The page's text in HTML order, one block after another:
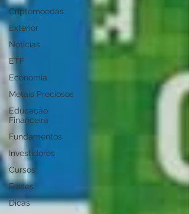
Criptomoedas
Exterior
Notícias
ETF
Economia
Metais Preciosos
Educação
Financeira
Fundamentos
Investidores
Cursos
Frases
Dicas